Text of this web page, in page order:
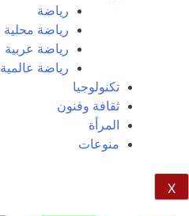
رياضة
رياضة محلية
رياضة عربية
رياضة عالمية
تكنولوجيا
ثقافة وفنون
المرأة
منوعات
X